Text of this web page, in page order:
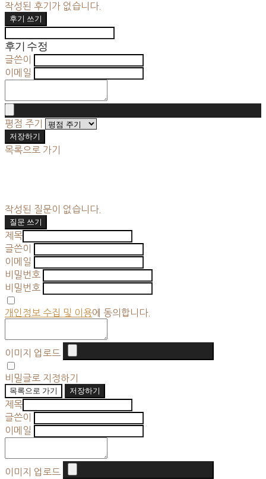
작성된 후기가 없습니다.
후기 쓰기
후기 수정
글쓴이
이메일
평점 주기
저장하기
목록으로 가기
작성된 질문이 없습니다.
질문 쓰기
제목
글쓴이
이메일
비밀번호
비밀번호
개인정보 수집 및 이용에 동의합니다.
이미지 업로드
비밀글로 지정하기
목록으로 가기
저장하기
제목
글쓴이
이메일
이미지 업로드